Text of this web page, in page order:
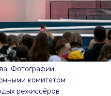
Фотографии
комитетом
режиссёров